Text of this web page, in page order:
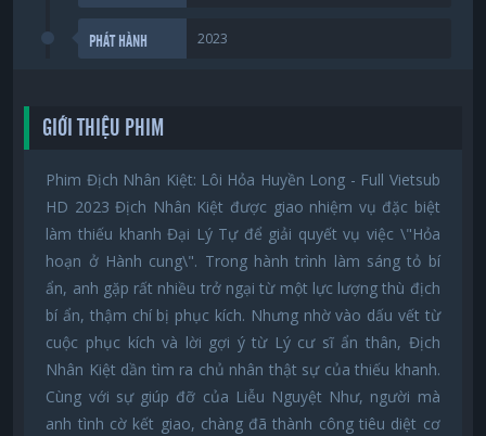
PHÁT HÀNH 2023
GIỚI THIỆU PHIM
Phim Địch Nhân Kiệt: Lôi Hỏa Huyền Long - Full Vietsub
HD 2023 Địch Nhân Kiệt được giao nhiệm vụ đặc biệt
làm thiếu khanh Đại Lý Tự để giải quyết vụ việc \"Hỏa
hoạn ở Hành cung\". Trong hành trình làm sáng tỏ bí
ẩn, anh gặp rất nhiều trở ngại từ một lực lượng thù địch
bí ẩn, thậm chí bị phục kích. Nhưng nhờ vào dấu vết từ
cuộc phục kích và lời gợi ý từ Lý cư sĩ ẩn thân, Địch
Nhân Kiệt dần tìm ra chủ nhân thật sự của thiếu khanh.
Cùng với sự giúp đỡ của Liễu Nguyệt Như, người mà
anh tình cờ kết giao, chàng đã thành công tiêu diệt cơ